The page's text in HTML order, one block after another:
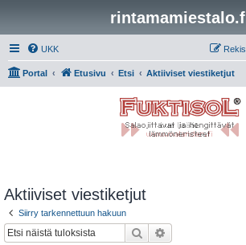
UKK
Portal Etusivu Etsi Aktiiviset viestiketjut
Aktiiviset viestiketjut
Siirry tarkennettuun hakuun
Etsi